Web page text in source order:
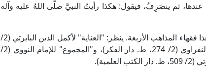
ثم ينصَرِفُ، فيقول: هكذا رأيتُ النبيَّ صلَّى اللهُ عليه وآله
فالحديثان نصان صريحان في صفة الرمي، وعلى هذا فقهاء المذاهب الأربعة. ينظر: "العناية" لأكمل الدين البابرتي (2/
485، ط. دار الفكر)، و"الفواكه الدواني" للعلامة النفراوي (2/ 274، ط. دار الفكر)، و"المجموع" للإمام النووي (2/